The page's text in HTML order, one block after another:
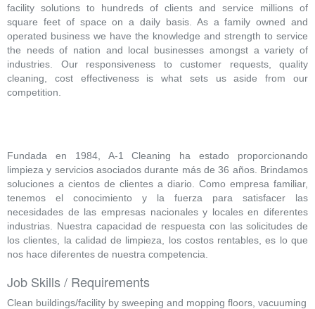
facility solutions to hundreds of clients and service millions of
square feet of space on a daily basis. As a family owned and
operated business we have the knowledge and strength to service
the needs of nation and local businesses amongst a variety of
industries. Our responsiveness to customer requests, quality
cleaning, cost effectiveness is what sets us aside from our
competition.
Fundada en 1984, A-1 Cleaning ha estado proporcionando
limpieza y servicios asociados durante más de 36 años. Brindamos
soluciones a cientos de clientes a diario. Como empresa familiar,
tenemos el conocimiento y la fuerza para satisfacer las
necesidades de las empresas nacionales y locales en diferentes
industrias. Nuestra capacidad de respuesta con las solicitudes de
los clientes, la calidad de limpieza, los costos rentables, es lo que
nos hace diferentes de nuestra competencia.
Job Skills / Requirements
Clean buildings/facility by sweeping and mopping floors, vacuuming